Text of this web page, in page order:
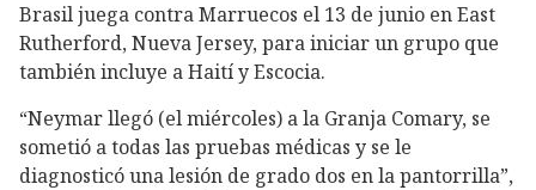
Brasil juega contra Marruecos el 13 de junio en East
Rutherford, Nueva Jersey, para iniciar un grupo que
también incluye a Haití y Escocia.
“Neymar llegó (el miércoles) a la Granja Comary, se
sometió a todas las pruebas médicas y se le
diagnosticó una lesión de grado dos en la pantorrilla”,